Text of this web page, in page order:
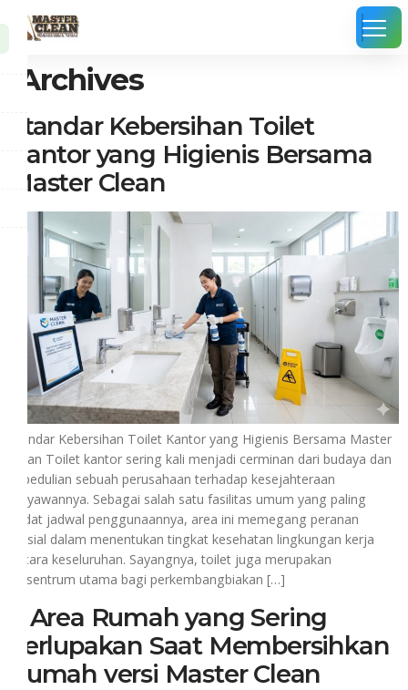
Archives
Standar Kebersihan Toilet
Kantor yang Higienis Bersama
Master Clean
Standar Kebersihan Toilet Kantor yang Higienis Bersama Master
Clean Toilet kantor sering kali menjadi cerminan dari budaya dan
kepedulian sebuah perusahaan terhadap kesejahteraan
karyawannya. Sebagai salah satu fasilitas umum yang paling
padat jadwal penggunaannya, area ini memegang peranan
krusial dalam menentukan tingkat kesehatan lingkungan kerja
secara keseluruhan. Sayangnya, toilet juga merupakan
episentrum utama bagi perkembangbiakan […]
7 Area Rumah yang Sering
Terlupakan Saat Membersihkan
Rumah versi Master Clean